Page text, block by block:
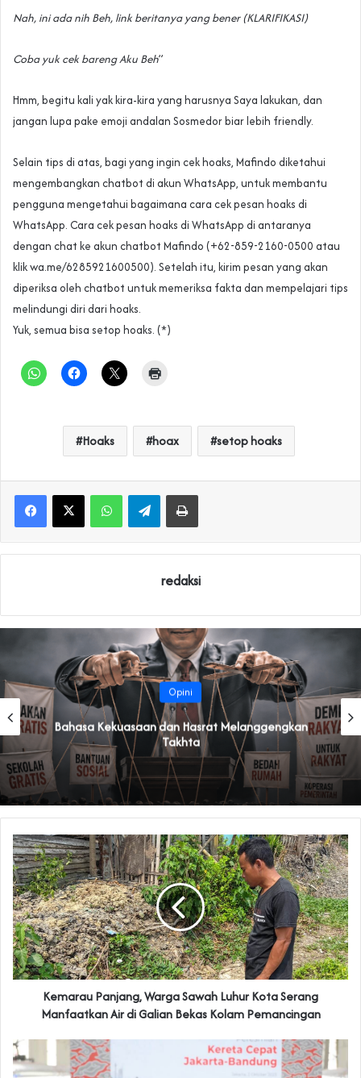
Nah, ini ada nih Beh, link beritanya yang bener (KLARIFIKASI)
Coba yuk cek bareng Aku Beh”
Hmm, begitu kali yak kira-kira yang harusnya Saya lakukan, dan
jangan lupa pake emoji andalan Sosmedor biar lebih friendly.
Selain tips di atas, bagi yang ingin cek hoaks, Mafindo diketahui
mengembangkan chatbot di akun WhatsApp, untuk membantu
pengguna mengetahui bagaimana cara cek pesan hoaks di
WhatsApp. Cara cek pesan hoaks di WhatsApp di antaranya
dengan chat ke akun chatbot Mafindo (+62-859-2160-0500 atau
klik wa.me/6285921600500). Setelah itu, kirim pesan yang akan
diperiksa oleh chatbot untuk memeriksa fakta dan mempelajari tips
melindungi diri dari hoaks.
Yuk, semua bisa setop hoaks. (*)
Hoaks hoax setop hoaks
WhatsAppTelegramPrint
redaksi
Opini
Bahasa Kekuasaan dan Hasrat Melanggengkan
Takhta
Kemarau Panjang, Warga Sawah Luhur Kota Serang
Manfaatkan Air di Galian Bekas Kolam Pemancingan